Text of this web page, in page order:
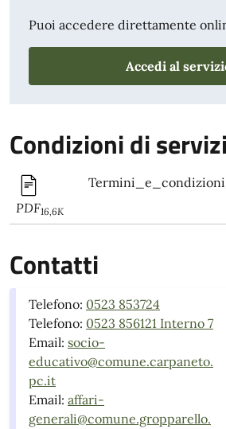
Puoi accedere direttamente
Accedi al
Condizioni di
PDF16,6K
Contatti
Telefono: 0523 853724
Telefono: 0523 856121 Interno 7
Email: socio-
educativo@comune.carpaneto.
pc.it
Email: affari-
generali@comune.gropparello.